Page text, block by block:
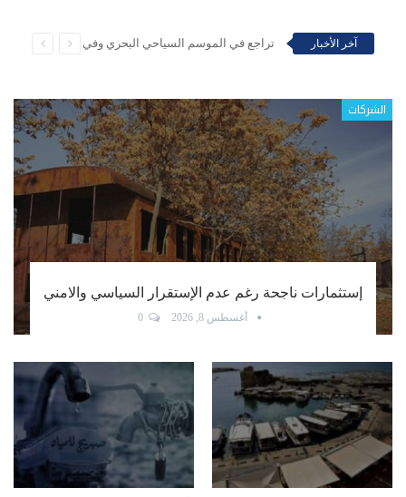
آخر الأخبار أزمة المياه الى الواجهة… الصهاريج عادت… والمواطن يدفع فاتورتين
سياحة وسفر
أكد أن غالبية الوافدين من المغتربين وأن التحدي الأكبر
في تراجع الإنفاق السياحي عبود: إنخفاض حركة